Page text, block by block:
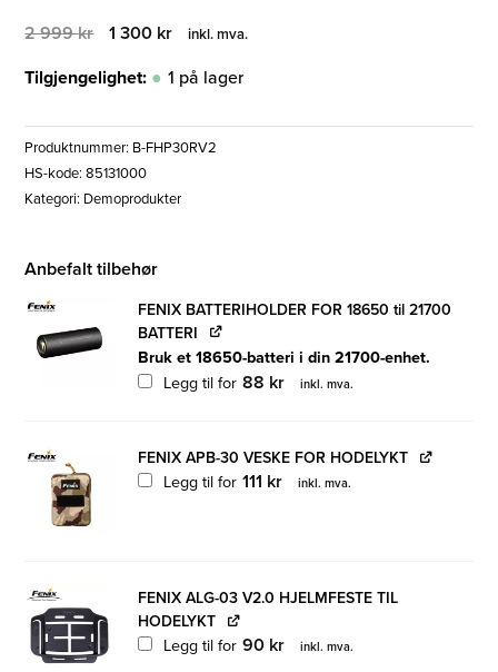
2 999kr
Opprinnelig
var:
2
1 300 kr
Nåværende
er:
1
inkl. mva.
Tilgjengelighet: 1 på lager
Produktnummer: B-FHP30RV2
HS-kode: 85131000
Kategori: Demoprodukter
Anbefalt tilbehør
FENIX BATTERIHOLDER FOR 18650 til 21700
BATTERI
Bruk et 18650-batteri i din 21700-enhet.
Legg til for 88 kr inkl. mva.
FENIX APB-30 VESKE FOR HODELYKT
Legg til for 111 kr inkl. mva.
FENIX ALG-03 V2.0 HJELMFESTE TIL
HODELYKT
Legg til for 90 kr inkl. mva.